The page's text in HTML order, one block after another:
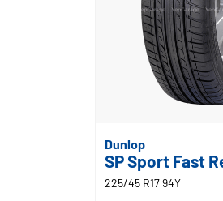
Dunlop
SP Sport Fast
225/45 R17 94Y